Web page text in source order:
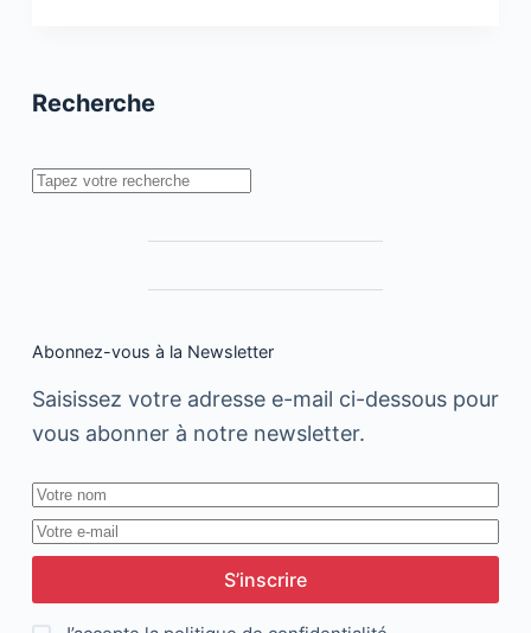
total
Cristal
Recherche
Rechercher
Abonnez-vous à la Newsletter
Saisissez votre adresse e-mail ci-dessous pour
vous abonner à notre newsletter.
S’inscrire